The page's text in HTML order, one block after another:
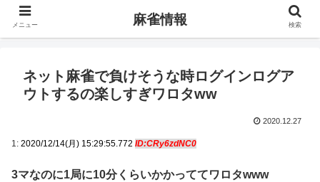
ネット麻雀で負けそうな時ログインログア
ウトするの楽しすぎワロタww
2020.12.27
1: 2020/12/14(月) 15:29:55.772 ID:CRy6zdNC0
3マなのに1局に10分くらいかかっててワロタwww
メニュー 麻雀情報 検索